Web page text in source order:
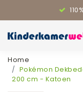
Home
Pokémon
200 cm - Katoen